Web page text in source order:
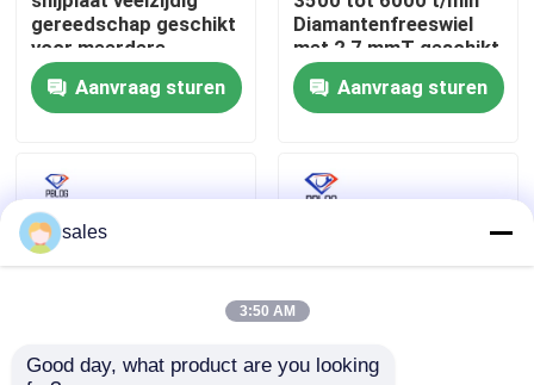
Contacteer ons
Vraag een offerte aan
Gegalvaniseerd malend wiel
gereedschap geschikt
voor meerdere
toepassingen,
waaronder glas en
steen snijden
Aanvraag sturen
Diamantenfreeswiel
met 2,7 mmT geschikt
voor industriële
gebruikAanvraag sturen
sales
3:50 AM
Good day, what product are you looking